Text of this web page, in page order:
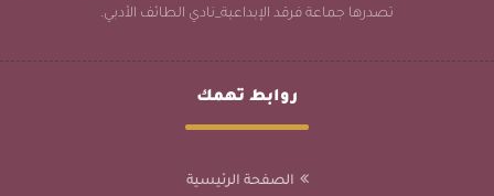
تصدرها جماعة فرقد الإبداعية_نادي الطائف الأدبي.
روابط تهمك
الصفحة الرئيسية